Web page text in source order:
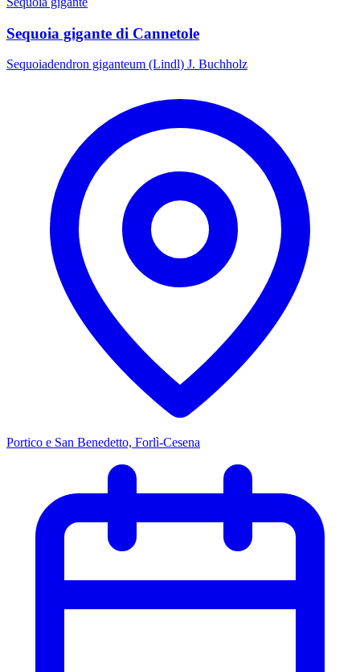
Sequoia gigante di Cannetole
Sequoiadendron giganteum (Lindl) J. Buchholz
Portico e San Benedetto, Forlì-Cesena